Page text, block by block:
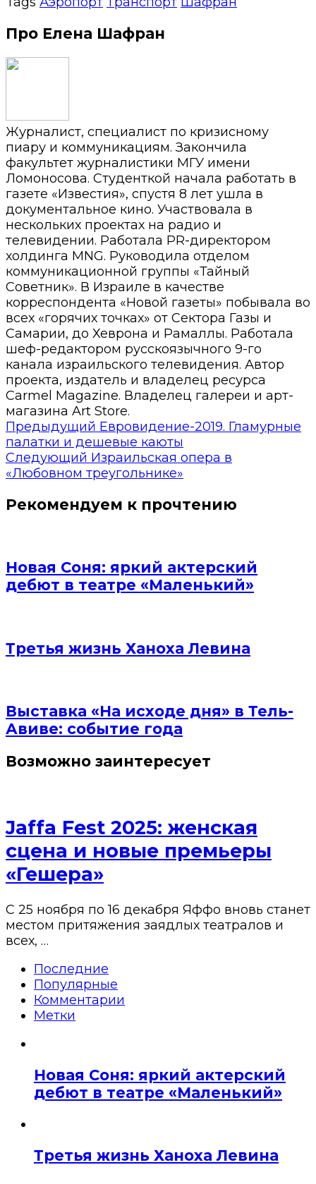
Про Елена Шафран
Журналист, специалист по кризисному
пиару и коммуникациям. Закончила
факультет журналистики МГУ имени
Ломоносова. Студенткой начала работать в
газете «Известия», спустя 8 лет ушла в
документальное кино. Участвовала в
нескольких проектах на радио и
телевидении. Работала PR-директором
холдинга MNG. Руководила отделом
коммуникационной группы «Тайный
Советник». В Израиле в качестве
корреспондента «Новой газеты» побывала во
всех «горячих точках» от Сектора Газы и
Самарии, до Хеврона и Рамаллы. Работала
шеф-редактором русскоязычного 9-го
канала израильского телевидения. Автор
проекта, издатель и владелец ресурса
Carmel Magazine. Владелец галереи и арт-
магазина Art Store.
Предыдущий Евровидение-2019. Гламурные
палатки и дешевые каюты
Следующий Израильская опера в
«Любовном треугольнике»
Рекомендуем к прочтению
Новая Соня: яркий актерский
дебют в театре «Маленький»
Третья жизнь Ханоха Левина
Выставка «На исходе дня» в Тель-
Авиве: событие года
Возможно заинтересует
Jaffa Fest 2025: женская
сцена и новые премьеры
«Гешера»
С 25 ноября по 16 декабря Яффо вновь станет
местом притяжения заядлых театралов и
всех, …
Последние
Популярные
Комментарии
Метки
Новая Соня: яркий актерский
дебют в театре «Маленький»
Третья жизнь Ханоха Левина